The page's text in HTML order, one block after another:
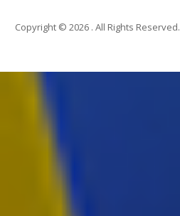
Copyright © 2026 . All Rights Reserved.